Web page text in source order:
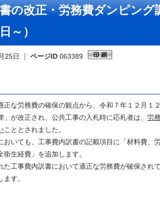
・リサ
の改正・労務費ダンピング
～）
25日 ｜ ページID 063389
な労務費の確保の観点から、令和７年１２月１
が改正され、公共工事の入札時に応札者は、 労
こととされました。
いても、工事費内訳書の記載項目に「材料費、
生経費」を追加します。
工事費内訳書において適正な労務費が確保され
す。